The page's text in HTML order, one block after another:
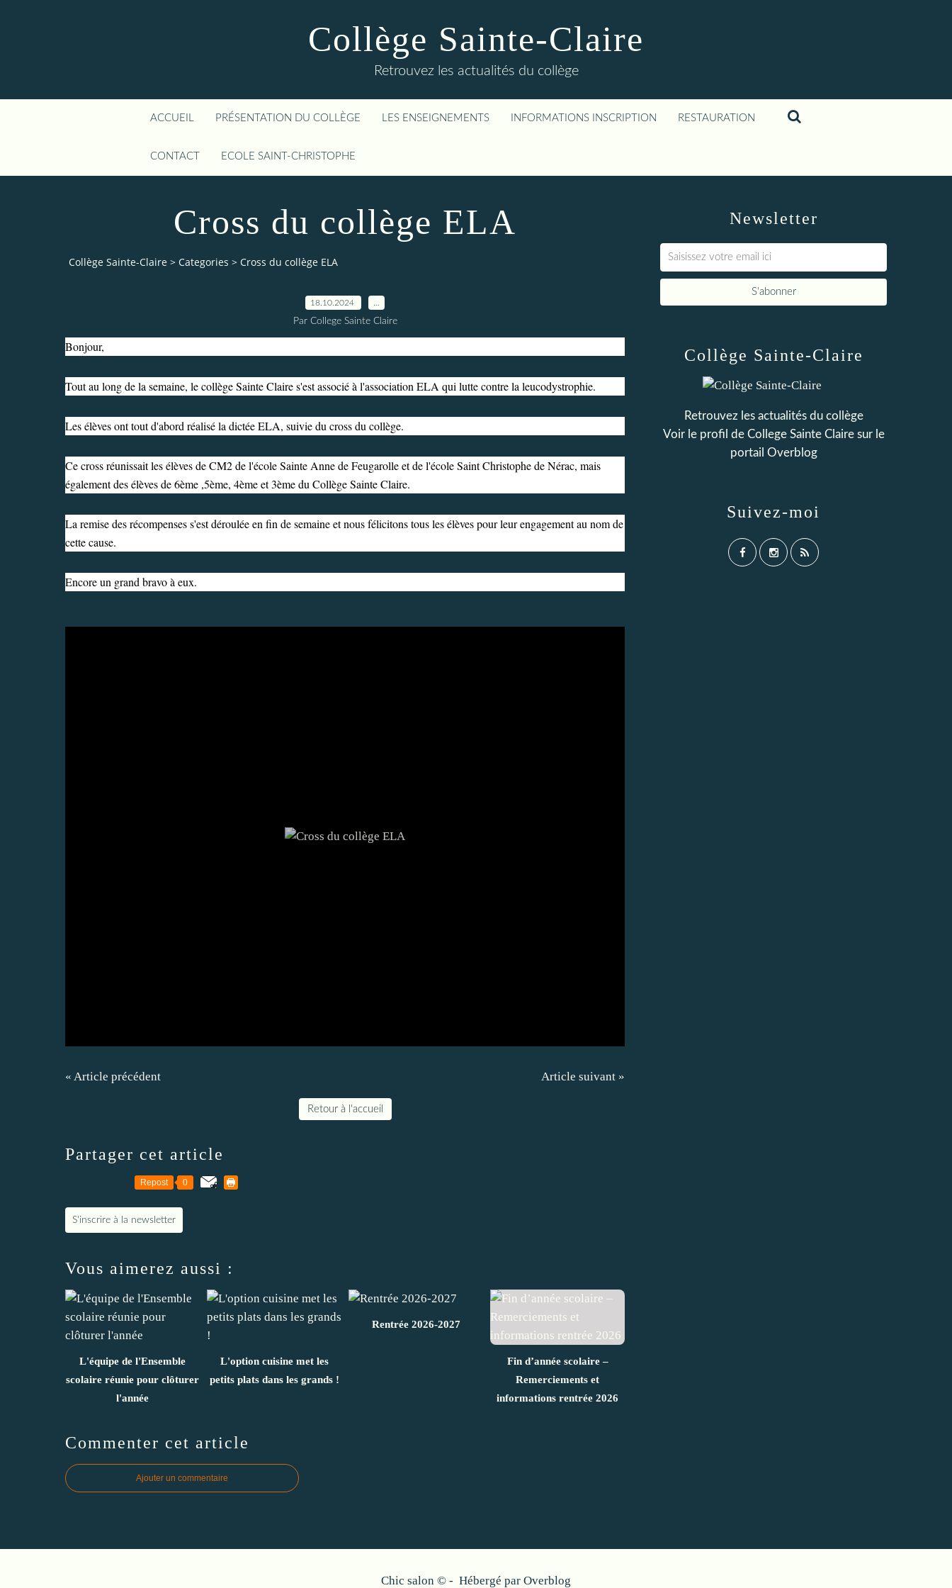
Collège Sainte-Claire
Retrouvez les actualités du collège
ACCUEIL PRÉSENTATION DU COLLÈGE LES ENSEIGNEMENTS INFORMATIONS INSCRIPTION RESTAURATION
CONTACT ECOLE SAINT-CHRISTOPHE
Cross du collège ELA
Collège Sainte-Claire > Categories > Cross du collège ELA
18.10.2024
Par College Sainte Claire
Bonjour,
Tout au long de la semaine, le collège Sainte Claire s'est associé à l'association ELA qui lutte contre la leucodystrophie.
Les élèves ont tout d'abord réalisé la dictée ELA, suivie du cross du collège.
Ce cross réunissait les élèves de CM2 de l'école Sainte Anne de Feugarolle et de l'école Saint Christophe de Nérac, mais
également des élèves de 6ème ,5ème, 4ème et 3ème du Collège Sainte Claire.
La remise des récompenses s'est déroulée en fin de semaine et nous félicitons tous les élèves pour leur engagement au nom de
cette cause.
Encore un grand bravo à eux.
« Article précédent Article suivant »
Retour à l'accueil
Partager cet article
Repost 0
S'inscrire à la newsletter
Vous aimerez aussi :
L'équipe de l'Ensemble
scolaire réunie pour clôturer
l'année
L'option cuisine met les
petits plats dans les grands !
Rentrée 2026-2027
Fin d’année scolaire –
Remerciements et
informations rentrée 2026
Commenter cet article
Ajouter un commentaire
Newsletter
Collège Sainte-Claire
Retrouvez les actualités du collège
Voir le profil de College Sainte Clairesur le
portail Overblog
Suivez-moi
Chic salon © - Hébergé par Overblog